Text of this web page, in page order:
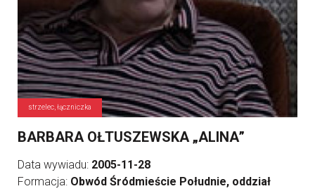
strzelec, łączniczka
BARBARA OŁTUSZEWSKA „ALINA”
Data wywiadu: 2005-11-28
Formacja: Obwód Śródmieście Południe, oddział